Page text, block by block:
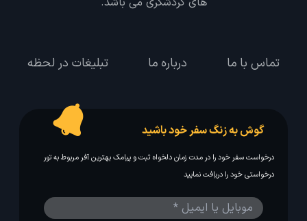
تماس با ما درباره ما تبلیغات در لحظه
گوش به زنگ سفر خود باشید
درخواست سفر خود را در مدت زمان دلخواه ثبت و پیامک بهترین آفر مربوط به تور
درخواستی خود را دریافت نمایید